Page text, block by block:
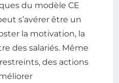
du modèle CE
s’avérer être un
la motivation, la
des salariés. Même
des actions